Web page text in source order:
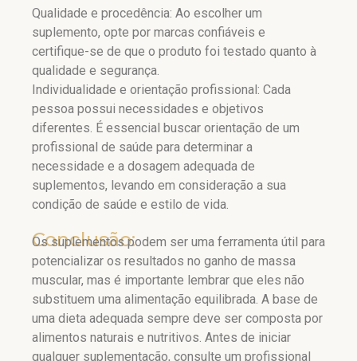
Qualidade e procedência: Ao escolher um
suplemento, opte por marcas confiáveis e
certifique-se de que o produto foi testado quanto à
qualidade e segurança.
Individualidade e orientação profissional: Cada
pessoa possui necessidades e objetivos
diferentes. É essencial buscar orientação de um
profissional de saúde para determinar a
necessidade e a dosagem adequada de
suplementos, levando em consideração a sua
condição de saúde e estilo de vida.
Conclusão:
Os suplementos podem ser uma ferramenta útil para
potencializar os resultados no ganho de massa
muscular, mas é importante lembrar que eles não
substituem uma alimentação equilibrada. A base de
uma dieta adequada sempre deve ser composta por
alimentos naturais e nutritivos. Antes de iniciar
qualquer suplementação, consulte um profissional